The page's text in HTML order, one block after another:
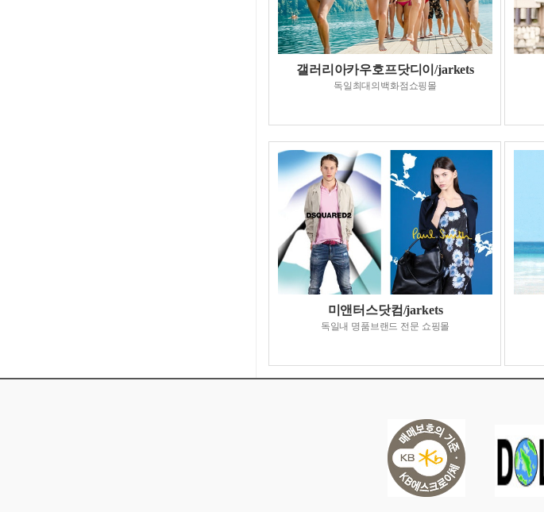
갤러리아카우호프닷디이/jarkets
독일최대의백화점쇼핑몰
미앤터스닷컴/jarkets
독일내 명품브랜드 전문 쇼핑몰